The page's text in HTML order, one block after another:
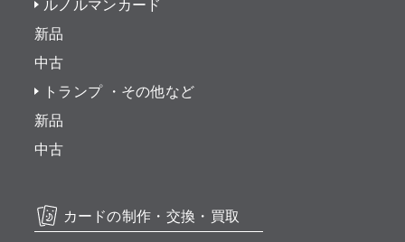
ルノルマンカード
新品
中古
トランプ ・その他など
新品
中古
カードの制作・交換・買取